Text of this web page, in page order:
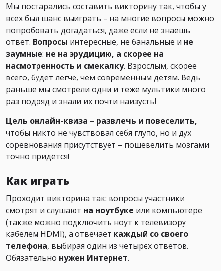
Мы постарались составить викторину так, чтобы у
всех был шанс выиграть – на многие вопросы можно
попробовать догадаться, даже если не знаешь
ответ. Вопросы интересные, не банальные и не
заумные: не на эрудицию, а скорее на
насмотренность и смекалку. Взрослым, скорее
всего, будет легче, чем современным детям. Ведь
раньше мы смотрели одни и теже мультики много
раз подряд и знали их почти наизусть!
Цель онлайн-квиза – развлечь и повеселить,
чтобы никто не чувствовал себя глупо, но и дух
соревнования присутствует – пошевелить мозгами
точно придётся!
Как играть
Проходит викторина так: вопросы участники
смотрят и слушают на ноутбуке или компьютере
(также можно подключить ноут к телевизору
кабелем HDMI), а отвечает каждый со своего
телефона, выбирая один из четырех ответов.
Обязательно нужен Интернет.